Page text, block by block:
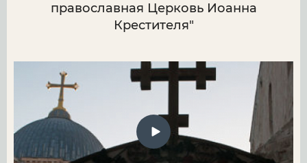
православная Церковь Иоанна
Крестителя"